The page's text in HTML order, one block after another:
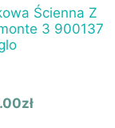
Ścienna Z
3 900137
zł